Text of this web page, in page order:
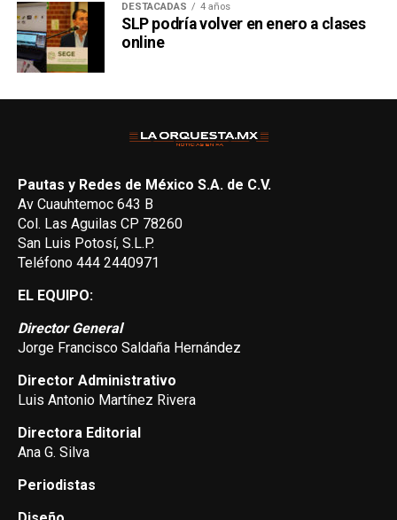
DESTACADAS 4 años
SLP podría volver en enero a clases
online
Pautas y Redes de México S.A. de C.V.
Av Cuauhtemoc 643 B
Col. Las Aguilas CP 78260
San Luis Potosí, S.L.P.
Teléfono 444 2440971
EL EQUIPO:
Director General
Jorge Francisco Saldaña Hernández
Director Administrativo
Luis Antonio Martínez Rivera
Directora Editorial
Ana G. Silva
Periodistas